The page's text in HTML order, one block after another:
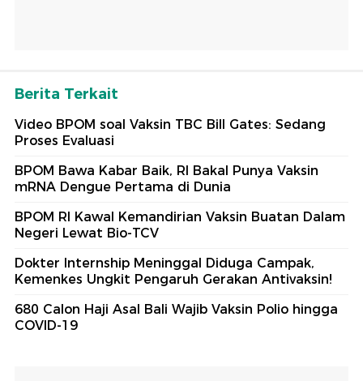
Berita Terkait
Video BPOM soal Vaksin TBC Bill Gates: Sedang
Proses Evaluasi
BPOM Bawa Kabar Baik, RI Bakal Punya Vaksin
mRNA Dengue Pertama di Dunia
BPOM RI Kawal Kemandirian Vaksin Buatan Dalam
Negeri Lewat Bio-TCV
Dokter Internship Meninggal Diduga Campak,
Kemenkes Ungkit Pengaruh Gerakan Antivaksin!
680 Calon Haji Asal Bali Wajib Vaksin Polio hingga
COVID-19